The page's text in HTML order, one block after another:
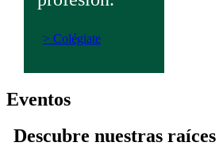
> Colégiate
Eventos
Descubre nuestras raíces